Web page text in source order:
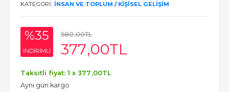
KATEGORI: İNSAN VE TOPLUM / KIŞISEL GELIŞIM
%35
INDIRIMLI
580,00TL
377,00TL
Taksitli fiyat: 1 x 377 ,00TL
Aynı gün kargo